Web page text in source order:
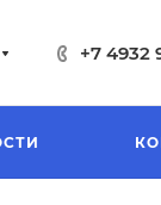
+7 4932